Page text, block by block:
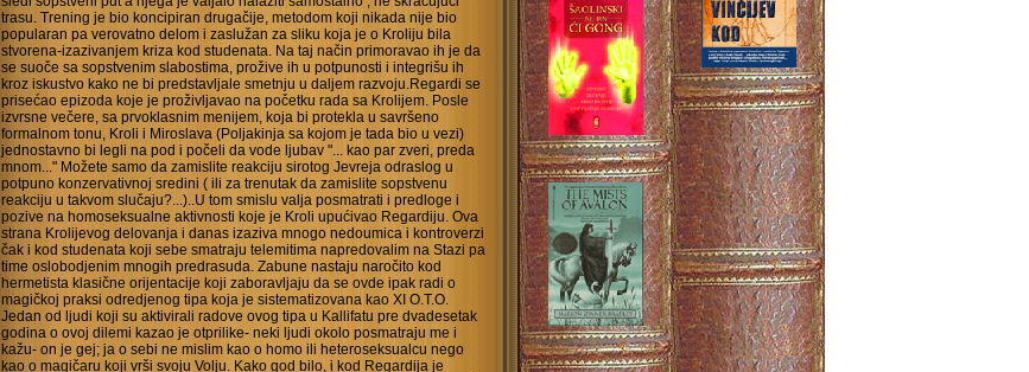
trasu. Trening je bio koncipiran drugačije, metodom koji nikada nije bio
popularan pa verovatno delom i zaslužan za sliku koja je o Kroliju bila
stvorena-izazivanjem kriza kod studenata. Na taj način primoravao ih je da
se suoče sa sopstvenim slabostima, prožive ih u potpunosti i integrišu ih
kroz iskustvo kako ne bi predstavljale smetnju u daljem razvoju.Regardi se
prisećao epizoda koje je proživljavao na početku rada sa Krolijem. Posle
izvrsne večere, sa prvoklasnim menijem, koja bi protekla u savršeno
formalnom tonu, Kroli i Miroslava (Poljakinja sa kojom je tada bio u vezi)
jednostavno bi legli na pod i počeli da vode ljubav "... kao par zveri, preda
mnom..." Možete samo da zamislite reakciju sirotog Jevreja odraslog u
potpuno konzervativnoj sredini ( ili za trenutak da zamislite sopstvenu
reakciju u takvom slučaju?...)..U tom smislu valja posmatrati i predloge i
pozive na homoseksualne aktivnosti koje je Kroli upućivao Regardiju. Ova
strana Krolijevog delovanja i danas izaziva mnogo nedoumica i kontroverzi
čak i kod studenata koji sebe smatraju telemitima napredovalim na Stazi pa
time oslobodjenim mnogih predrasuda. Zabune nastaju naročito kod
hermetista klasične orijentacije koji zaboravljaju da se ovde ipak radi o
magičkoj praksi odredjenog tipa koja je sistematizovana kao XI O.T.O.
Jedan od ljudi koji su aktivirali radove ovog tipa u Kallifatu pre dvadesetak
godina o ovoj dilemi kazao je otprilike- neki ljudi okolo posmatraju me i
kažu- on je gej; ja o sebi ne mislim kao o homo ili heteroseksualcu nego
kao o magičaru koji vrši svoju Volju. Kako god bilo, i kod Regardija je